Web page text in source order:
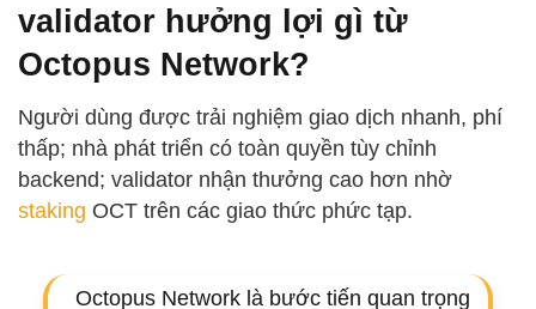
validator hưởng lợi gì từ
Octopus Network?
Người dùng được trải nghiệm giao dịch nhanh, phí
thấp; nhà phát triển có toàn quyền tùy chỉnh
backend; validator nhận thưởng cao hơn nhờ
staking OCT trên các giao thức phức tạp.
Octopus Network là bước tiến quan trọng